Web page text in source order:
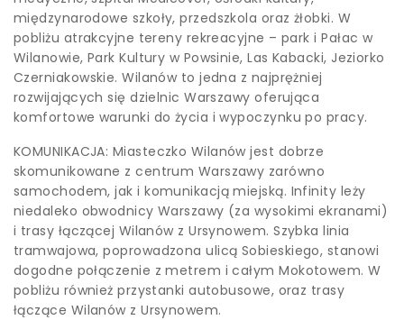
międzynarodowe szkoły, przedszkola oraz żłobki. W
pobliżu atrakcyjne tereny rekreacyjne – park i Pałac w
Wilanowie, Park Kultury w Powsinie, Las Kabacki, Jeziorko
Czerniakowskie. Wilanów to jedna z najprężniej
rozwijających się dzielnic Warszawy oferująca
komfortowe warunki do życia i wypoczynku po pracy.
KOMUNIKACJA: Miasteczko Wilanów jest dobrze
skomunikowane z centrum Warszawy zarówno
samochodem, jak i komunikacją miejską. Infinity leży
niedaleko obwodnicy Warszawy (za wysokimi ekranami)
i trasy łączącej Wilanów z Ursynowem. Szybka linia
tramwajowa, poprowadzona ulicą Sobieskiego, stanowi
dogodne połączenie z metrem i całym Mokotowem. W
pobliżu również przystanki autobusowe, oraz trasy
łączące Wilanów z Ursynowem.